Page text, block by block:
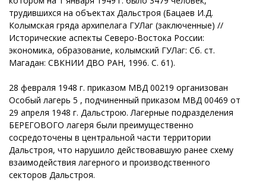
трудившихся на объектах Дальстроя (Бацаев И.Д.
Колымская гряда архипелага ГУЛаг (заключенные) //
Исторические аспекты Северо-Востока России:
экономика, образование, колымский ГУЛаг: Сб. ст.
Магадан: СВКНИИ ДВО РАН, 1996. С. 61).
28 февраля 1948 г. приказом МВД 00219 организован
Особый лагерь 5 , подчиненный приказом МВД 00469 от
29 апреля 1948 г. Дальстрою. Лагерные подразделения
БЕРЕГОВОГО лагеря были преимущественно
сосредоточены в центральной части территории
Дальстроя, что нарушило действовавшую ранее схему
взаимодействия лагерного и производственного
секторов Дальстроя.